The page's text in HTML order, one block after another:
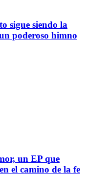
sigue siendo la
poderoso himno
un EP que
el camino de la fe